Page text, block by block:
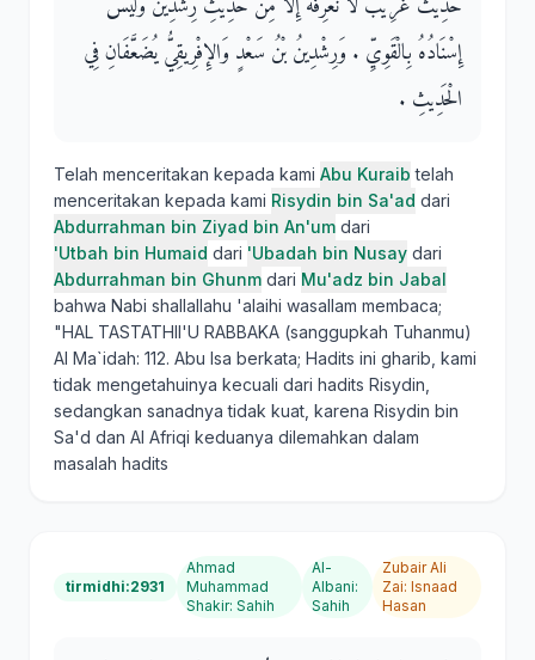
إِسْنَادُهُ بِالْقَوِيِّ ‏.‏ وَرِشْدِينُ بْنُ سَعْدٍ وَالإِفْرِيقِيُّ يُضَعَّفَانِ فِي
الْحَدِيثِ ‏.‏
Telah menceritakan kepada kami Abu Kuraib telah
menceritakan kepada kami Risydin bin Sa'ad dari
Abdurrahman bin Ziyad bin An'um dari
'Utbah bin Humaid dari 'Ubadah bin Nusay dari
Abdurrahman bin Ghunm dari Mu'adz bin Jabal
bahwa Nabi shallallahu 'alaihi wasallam membaca;
"HAL TASTATHII'U RABBAKA (sanggupkah Tuhanmu)
Al Ma`idah: 112. Abu Isa berkata; Hadits ini gharib, kami
tidak mengetahuinya kecuali dari hadits Risydin,
sedangkan sanadnya tidak kuat, karena Risydin bin
Sa'd dan Al Afriqi keduanya dilemahkan dalam
masalah hadits
tirmidhi:2931
Ahmad
Muhammad
Shakir: Sahih
Al-
Albani:
Sahih
Zubair Ali
Zai: Isnaad
Hasan